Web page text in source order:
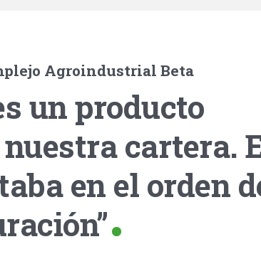
Agroindustrial Beta
un producto
cartera.
en el orden